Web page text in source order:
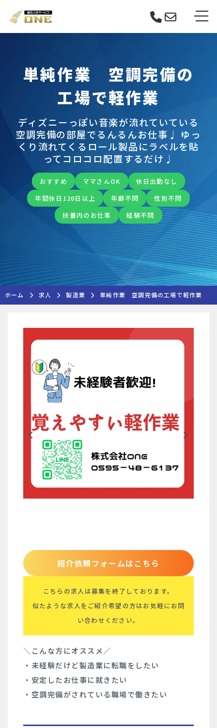
to
単純作業 空調完備の
工場で軽作業
ディズニーっぽい音楽が流れていている
空調完備の部屋でるんるんお仕事♩ ゆっ
くり流れてくるロール製品にラベルを貼
ってコロコロ配置するだけ♩
おすすめ ママさんOK
休日出勤なし
年間休日120日以上
年齢不問
性別不問
扶養内のお仕事
経験不問
ホーム 求人 製造業 単純作業 空調完備の工場で軽作業
紹介依頼フォームはこちら
こちらの求人は募集を終了しております。
似たような求人をご紹介希望の方はお気軽にお問
い合わせください。
＼こんな方にオススメ／
・未経験だけど製造業に転職をしたい
・安定したお仕事に就きたい
・空調完備がされている職場で働きたい